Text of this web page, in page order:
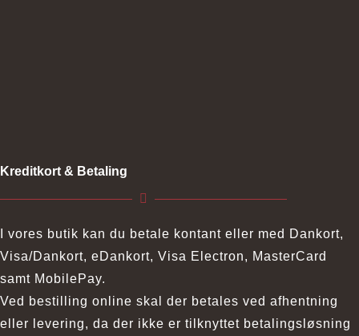
Kreditkort & Betaling
I vores butik kan du betale kontant eller med Dankort,
Visa/Dankort, eDankort, Visa Electron, MasterCard
samt MobilePay.
Ved bestilling online skal der betales ved afhentning
eller levering, da der ikke er tilknyttet betalingsløsning